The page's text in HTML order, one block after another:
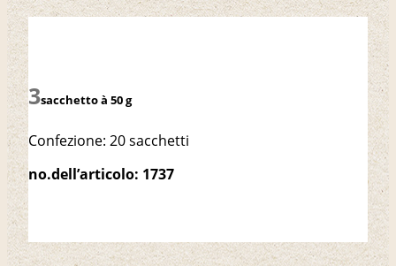
sacchetto à 50 g
Confezione: 20 sacchetti
no.dell’articolo: 1737